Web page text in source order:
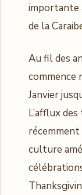
importante
de la
Au fil des
commence
Janvier
L’afflux
culture